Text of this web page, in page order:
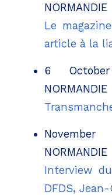
NORMANDIE
Le
article à la
6
NORMANDIE
NORMANDIE
Interview
DFDS,